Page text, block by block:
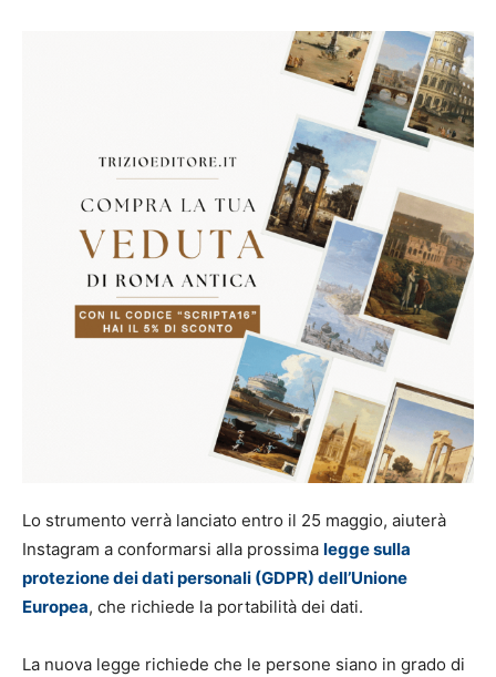
Lo strumento verrà lanciato entro il 25 maggio, aiuterà
Instagram a conformarsi alla prossima legge sulla
protezione dei dati personali (GDPR) dell’Unione
Europea, che richiede la portabilità dei dati.
La nuova legge richiede che le persone siano in grado di